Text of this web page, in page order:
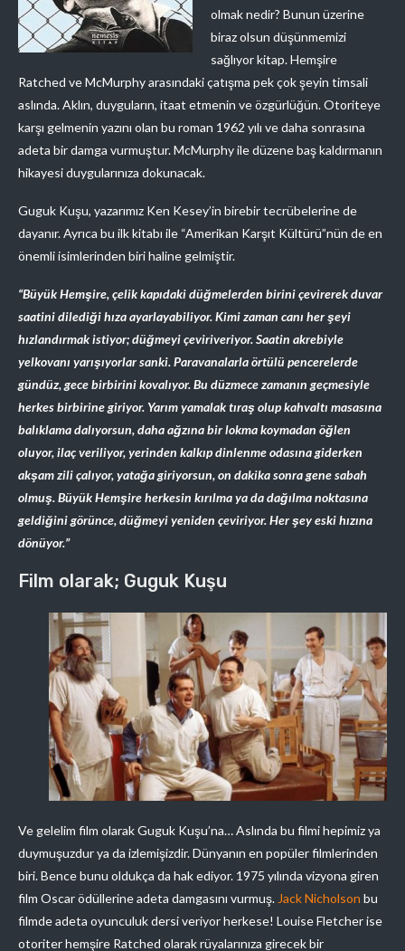
olmak nedir? Bunun üzerine
biraz olsun düşünmemizi
sağlıyor kitap. Hemşire
Ratched ve McMurphy arasındaki çatışma pek çok şeyin timsali
aslında. Aklın, duyguların, itaat etmenin ve özgürlüğün. Otoriteye
karşı gelmenin yazını olan bu roman 1962 yılı ve daha sonrasına
adeta bir damga vurmuştur. McMurphy ile düzene baş kaldırmanın
hikayesi duygularınıza dokunacak.
Guguk Kuşu, yazarımız Ken Kesey’in birebir tecrübelerine de
dayanır. Ayrıca bu ilk kitabı ile “Amerikan Karşıt Kültürü”nün de en
önemli isimlerinden biri haline gelmiştir.
“Büyük Hemşire, çelik kapıdaki düğmelerden birini çevirerek duvar
saatini dilediği hıza ayarlayabiliyor. Kimi zaman canı her şeyi
hızlandırmak istiyor; düğmeyi çeviriveriyor. Saatin akrebiyle
yelkovanı yarışıyorlar sanki. Paravanalarla örtülü pencerelerde
gündüz, gece birbirini kovalıyor. Bu düzmece zamanın geçmesiyle
herkes birbirine giriyor. Yarım yamalak tıraş olup kahvaltı masasına
balıklama dalıyorsun, daha ağzına bir lokma koymadan öğlen
oluyor, ilaç veriliyor, yerinden kalkıp dinlenme odasına giderken
akşam zili çalıyor, yatağa giriyorsun, on dakika sonra gene sabah
olmuş. Büyük Hemşire herkesin kırılma ya da dağılma noktasına
geldiğini görünce, düğmeyi yeniden çeviriyor. Her şey eski hızına
dönüyor.”
Film olarak; Guguk Kuşu
Ve gelelim film olarak Guguk Kuşu’na… Aslında bu filmi hepimiz ya
duymuşuzdur ya da izlemişizdir. Dünyanın en popüler filmlerinden
biri. Bence bunu oldukça da hak ediyor. 1975 yılında vizyona giren
film Oscar ödüllerine adeta damgasını vurmuş. Jack Nicholson bu
filmde adeta oyunculuk dersi veriyor herkese! Louise Fletcher ise
otoriter hemşire Ratched olarak rüyalarınıza girecek bir